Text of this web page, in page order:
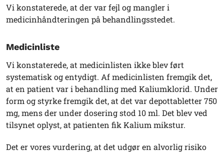
Vi konstaterede, at der var fejl og mangler i
medicinhåndteringen på behandlingsstedet.
Medicinliste
Vi konstaterede, at medicinlisten ikke blev ført
systematisk og entydigt. Af medicinlisten fremgik det,
at en patient var i behandling med Kaliumklorid. Under
form og styrke fremgik det, at det var depottabletter 750
mg, mens der under dosering stod 10 ml. Det blev ved
tilsynet oplyst, at patienten fik Kalium mikstur.
Det er vores vurdering, at det udgør en alvorlig risiko